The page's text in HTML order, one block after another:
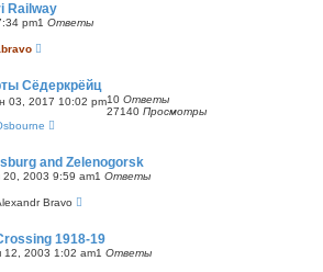
Railway
pm1 Ответы
Сёдеркрёйц
03, 2017 10:02 pm10 Ответы
27140 Просмотры
and Zelenogorsk
20, 2003 9:59 am1 Ответы
Bravo
1918-19
12, 2003 1:02 am1 Ответы